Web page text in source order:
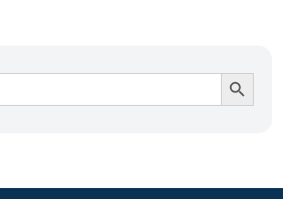
Ir